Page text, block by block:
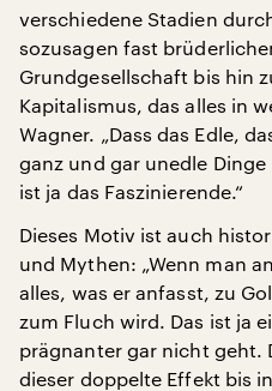
verschiedene Stadien
sozusagen fast
Grundgesellschaft bis hin
Kapitalismus, das alles in
Wagner. „Dass das Edle,
ganz und gar unedle
ist ja das Faszinierende.“
Dieses Motiv ist auch
und Mythen: „Wenn man
alles, was er anfasst, zu
zum Fluch wird. Das ist ja
prägnanter gar nicht geht.
dieser doppelte Effekt bis